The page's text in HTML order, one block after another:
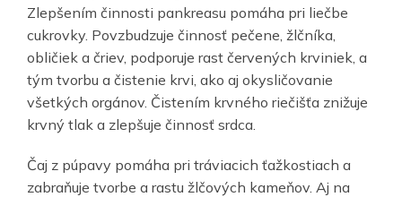
Zlepšením činnosti pankreasu pomáha pri liečbe
cukrovky. Povzbudzuje činnosť pečene, žlčníka,
obličiek a čriev, podporuje rast červených krviniek, a
tým tvorbu a čistenie krvi, ako aj okysličovanie
všetkých orgánov. Čistením krvného riečišťa znižuje
krvný tlak a zlepšuje činnosť srdca.
Čaj z púpavy pomáha pri tráviacich ťažkostiach a
zabraňuje tvorbe a rastu žlčových kameňov. Aj na